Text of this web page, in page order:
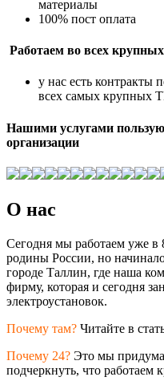
материалы
100% пост оплата
Работаем во всех
у нас есть контракты
всех самых крупных
Нашими услугами
организации
О нас
Сегодня мы работаем уже в
родины России, но
городе Таллин, где наша
фирму, которая и сегодня
электроустановок.
Почему там? Читайте в
Почему 24? Это мы
подчеркнуть, что работаем